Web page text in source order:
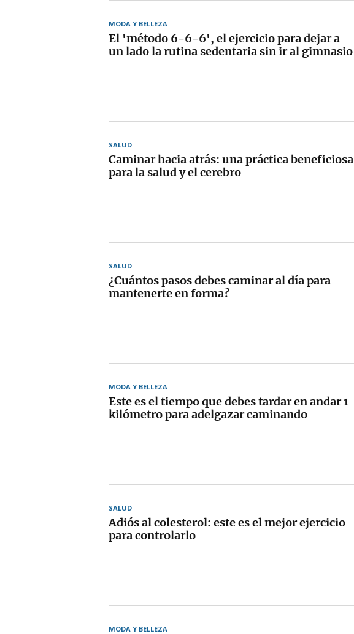
MODA Y BELLEZA
El 'método 6-6-6', el ejercicio para dejar a
un lado la rutina sedentaria sin ir al gimnasio
SALUD
Caminar hacia atrás: una práctica beneficiosa
para la salud y el cerebro
SALUD
¿Cuántos pasos debes caminar al día para
mantenerte en forma?
MODA Y BELLEZA
Este es el tiempo que debes tardar en andar 1
kilómetro para adelgazar caminando
SALUD
Adiós al colesterol: este es el mejor ejercicio
para controlarlo
MODA Y BELLEZA